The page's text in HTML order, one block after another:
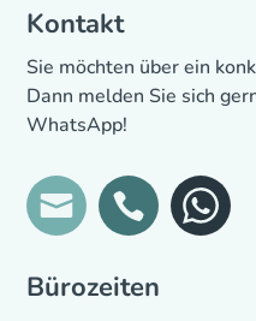
Kontakt
Sie möchten über ein
Dann melden Sie sich
WhatsApp!
Bürozeiten